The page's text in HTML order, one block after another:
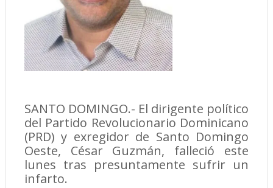
SANTO DOMINGO.- El dirigente político
del Partido Revolucionario Dominicano
(PRD) y exregidor de Santo Domingo
Oeste, César Guzmán, falleció este
lunes tras presuntamente sufrir un
infarto.